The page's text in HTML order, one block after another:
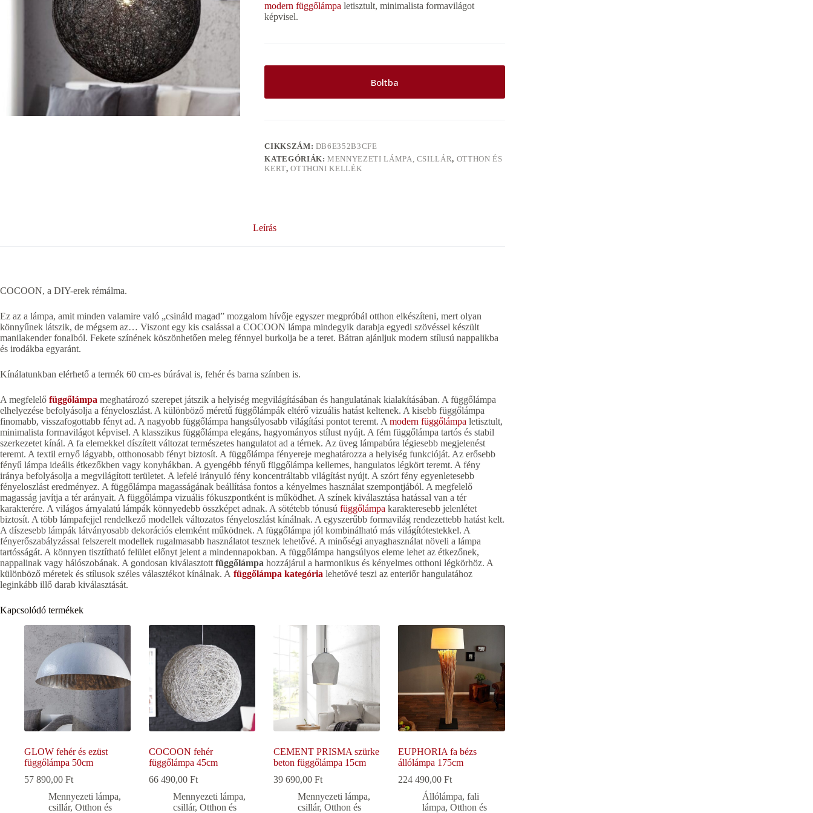
modern függőlámpa letisztult, minimalista formavilágot
képvisel.
Boltba
CIKKSZÁM: DB6E352B3CFE
KATEGÓRIÁK:MENNYEZETI LÁMPA, CSILLÁR, OTTHON ÉS
KERT,OTTHONI KELLÉK
Leírás
COCOON, a DIY-erek rémálma.
Ez az a lámpa, amit minden valamire való „csináld magad” mozgalom hívője egyszer megpróbál otthon elkészíteni, mert olyan
könnyűnek látszik, de mégsem az… Viszont egy kis csalással a COCOON lámpa mindegyik darabja egyedi szövéssel készült
manilakender fonalból. Fekete színének köszönhetően meleg fénnyel burkolja be a teret. Bátran ajánljuk modern stílusú nappalikba
és irodákba egyaránt.
Kínálatunkban elérhető a termék 60 cm-es búrával is, fehér és barna színben is.
A megfelelő függőlámpa meghatározó szerepet játszik a helyiség megvilágításában és hangulatának kialakításában. A függőlámpa
elhelyezése befolyásolja a fényeloszlást. A különböző méretű függőlámpák eltérő vizuális hatást keltenek. A kisebb függőlámpa
finomabb, visszafogottabb fényt ad. A nagyobb függőlámpa hangsúlyosabb világítási pontot teremt. A modern függőlámpa letisztult,
minimalista formavilágot képvisel. A klasszikus függőlámpa elegáns, hagyományos stílust nyújt. A fém függőlámpa tartós és stabil
szerkezetet kínál. A fa elemekkel díszített változat természetes hangulatot ad a térnek. Az üveg lámpabúra légiesebb megjelenést
teremt. A textil ernyő lágyabb, otthonosabb fényt biztosít. A függőlámpa fényereje meghatározza a helyiség funkcióját. Az erősebb
fényű lámpa ideális étkezőkben vagy konyhákban. A gyengébb fényű függőlámpa kellemes, hangulatos légkört teremt. A fény
iránya befolyásolja a megvilágított területet. A lefelé irányuló fény koncentráltabb világítást nyújt. A szórt fény egyenletesebb
fényeloszlást eredményez. A függőlámpa magasságának beállítása fontos a kényelmes használat szempontjából. A megfelelő
magasság javítja a tér arányait. A függőlámpa vizuális fókuszpontként is működhet. A színek kiválasztása hatással van a tér
karakterére. A világos árnyalatú lámpák könnyedebb összképet adnak. A sötétebb tónusú függőlámpa karakteresebb jelenlétet
biztosít. A több lámpafejjel rendelkező modellek változatos fényeloszlást kínálnak. A egyszerűbb formavilág rendezettebb hatást kelt.
A díszesebb lámpák látványosabb dekorációs elemként működnek. A függőlámpa jól kombinálható más világítótestekkel. A
fényerőszabályzással felszerelt modellek rugalmasabb használatot tesznek lehetővé. A minőségi anyaghasználat növeli a lámpa
tartósságát. A könnyen tisztítható felület előnyt jelent a mindennapokban. A függőlámpa hangsúlyos eleme lehet az étkezőnek,
nappalinak vagy hálószobának. A gondosan kiválasztott függőlámpa hozzájárul a harmonikus és kényelmes otthoni légkörhöz. A
különböző méretek és stílusok széles választékot kínálnak. A függőlámpa kategória lehetővé teszi az enteriőr hangulatához
leginkább illő darab kiválasztását.
Kapcsolódó termékek
GLOW fehér és ezüst
függőlámpa 50cm
57 890,00 Ft
Mennyezeti lámpa,
csillár, Otthon és
COCOON fehér
függőlámpa 45cm
66 490,00Ft
Mennyezeti lámpa,
csillár,Otthon és
CEMENT PRISMA szürke
beton függőlámpa 15cm
39 690,00Ft
Mennyezeti lámpa,
csillár,Otthon és
EUPHORIA fa bézs
állólámpa 175cm
224 490,00Ft
Állólámpa, fali
lámpa,Otthon és